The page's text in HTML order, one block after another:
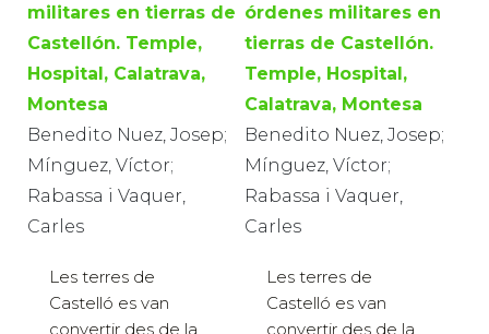
militares en tierras de
Castellón. Temple,
Hospital, Calatrava,
Montesa
Benedito Nuez, Josep;
Mínguez, Víctor;
Rabassa i Vaquer,
Carles
Les terres de
Castelló es van
convertir des de la
órdenes militares en
tierras de Castellón.
Temple, Hospital,
Calatrava, Montesa
Benedito Nuez, Josep;
Mínguez, Víctor;
Rabassa i Vaquer,
Carles
Les terres de
Castelló es van
convertir des de la